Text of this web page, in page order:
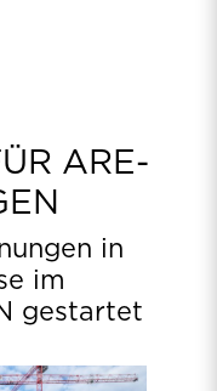
ARE-
in
im
gestartet